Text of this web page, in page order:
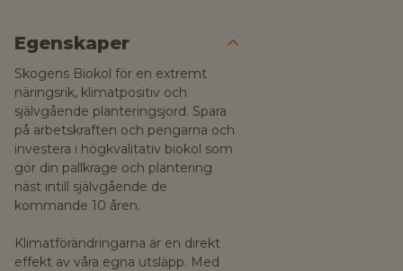
Egenskaper
Skogens Biokol för en extremt
näringsrik, klimatpositiv och
självgående planteringsjord. Spara
på arbetskraften och pengarna och
investera i högkvalitativ biokol som
gör din pallkrage och plantering
näst intill självgående de
kommande 10 åren.
Klimatförändringarna är en direkt
effekt av våra egna utsläpp. Med